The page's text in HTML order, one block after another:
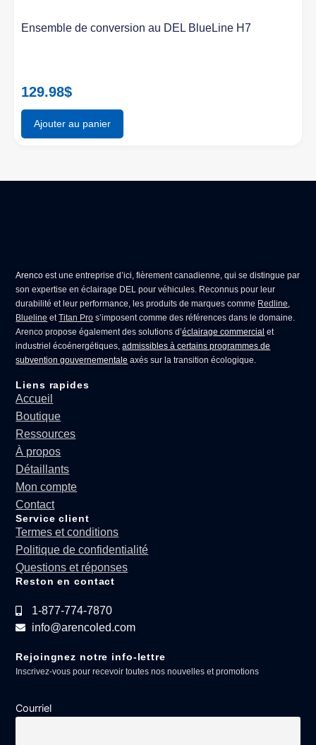
Ensemble de conversion au DEL BlueLine H7
129.98$
Ajouter au panier
Arenco est une entreprise d’ici, fièrement canadienne, qui se distingue par
son expertise enéclairage DEL pour véhicules. Reconnus pour leur
durabilité et leur performance, les produits de marques comme Redline,
Blueline etTitan Pro s’imposent comme des références dans le domaine.
Arenco propose également des solutions d’éclairage commercial et
industriel écoénergétiques,admissibles à certains programmes de
subvention gouvernementale axés sur la transition écologique.
Liens rapides
Accueil
Boutique
Ressources
À propos
Détaillants
Mon compte
Contact
Service client
Termes et conditions
Politique de confidentialité
Questions et réponses
Reston en contact
1-877-774-7870
info@arencoled.com
Rejoingnez notre info-lettre
Inscrivez-vous pour recevoir toutes nos nouvelles et promotions
Courriel